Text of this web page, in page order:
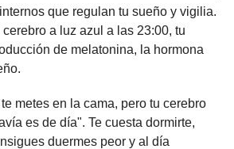
que regulan tu sueño y vigilia.
a luz azul a las 23:00, tu
de melatonina, la hormona
metes en la cama, pero tu cerebro
es de día". Te cuesta dormirte,
duermes peor y al día